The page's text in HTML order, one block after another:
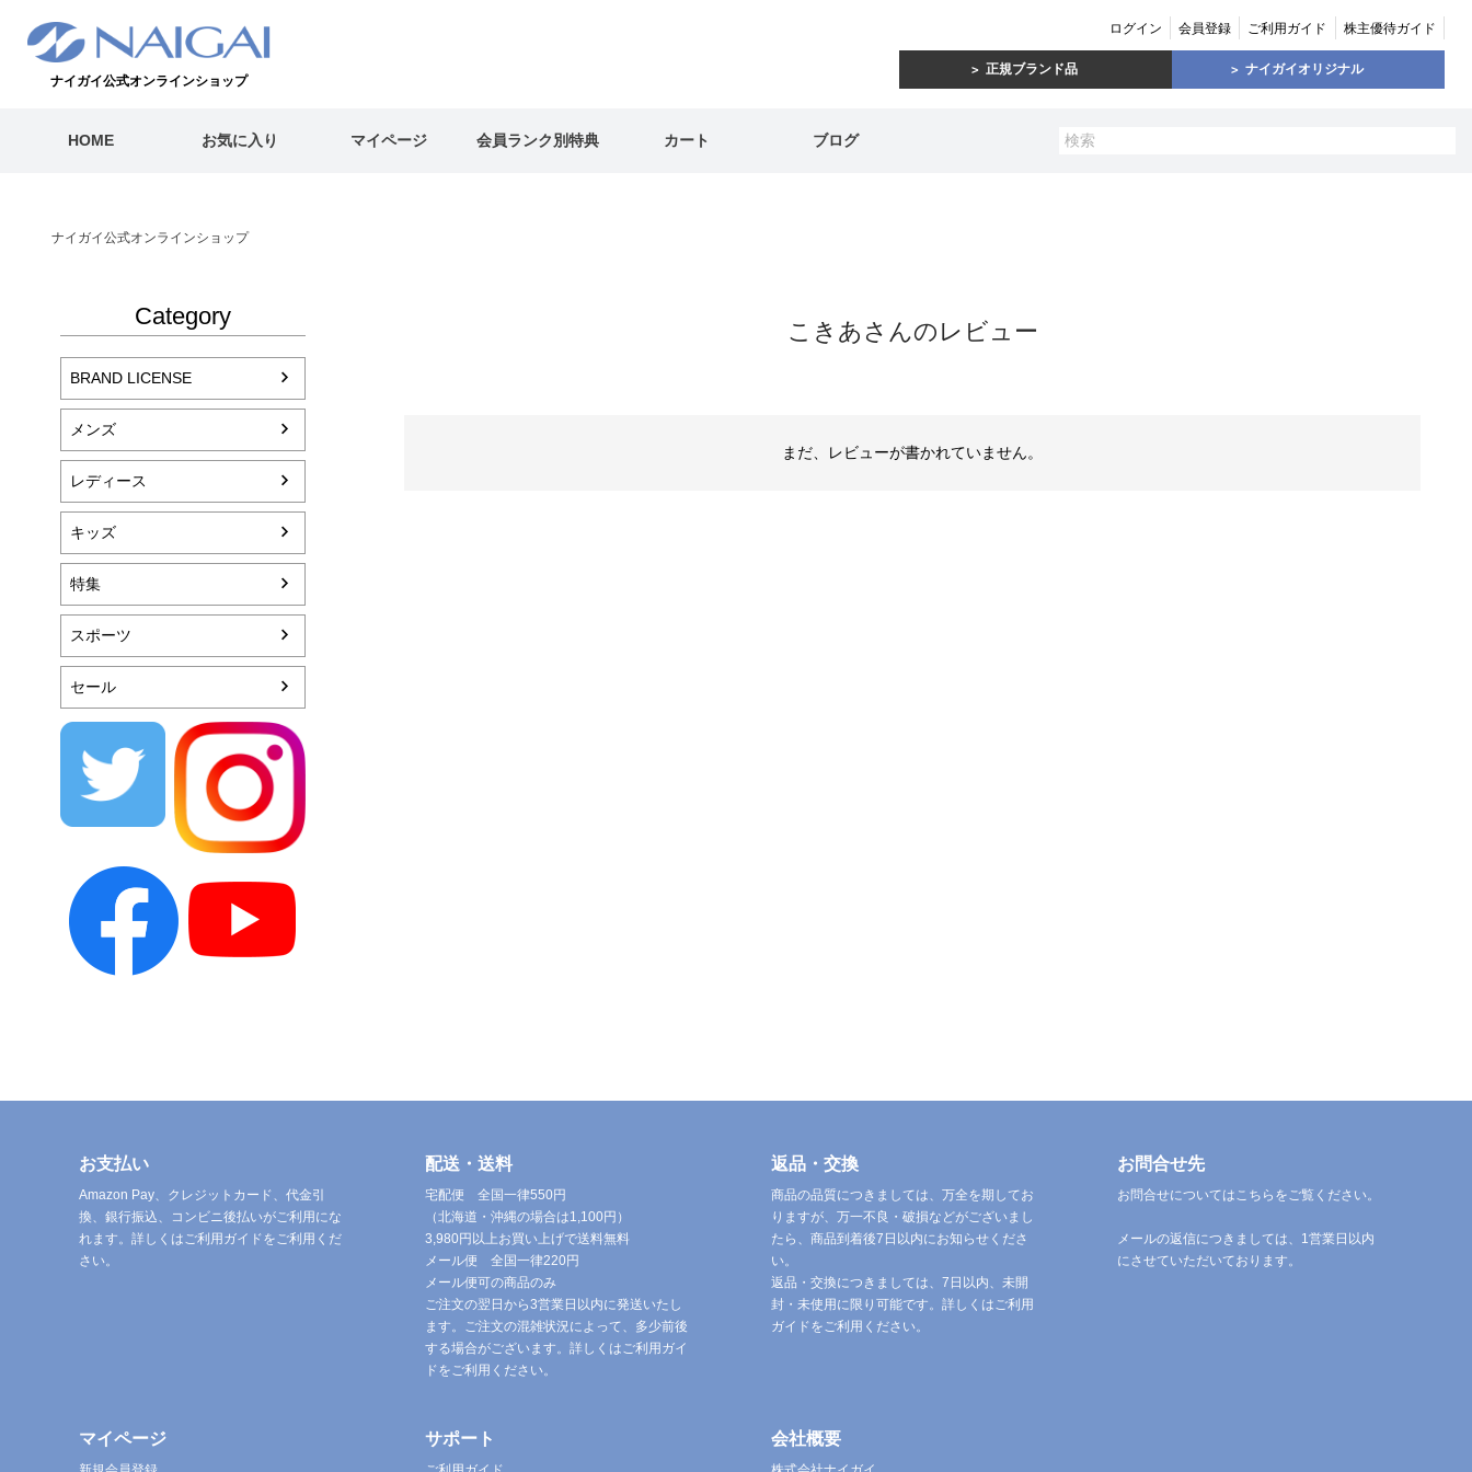
ナイガイ公式オンラインショップ
ログイン 会員登録 ご利用ガイド 株主優待ガイド
正規ブランド品 ナイガイオリジナル
HOME お気に入り マイページ 会員ランク別特典 カート ブログ
ナイガイ公式オンラインショップ
Category
BRAND LICENSE
メンズ
レディース
キッズ
特集
スポーツ
セール
こきあさんのレビュー
まだ、レビューが書かれていません。
お支払い
Amazon Pay、クレジットカード、代金引
換、銀行振込、コンビニ後払いがご利用にな
れます。詳しくはご利用ガイドをご利用くだ
さい。
配送・送料
宅配便 全国一律550円
（北海道・沖縄の場合は1,100円）
3,980円以上お買い上げで送料無料
メール便 全国一律220円
メール便可の商品のみ
ご注文の翌日から3営業日以内に発送いたし
ます。ご注文の混雑状況によって、多少前後
する場合がございます。詳しくはご利用ガイ
ドをご利用ください。
返品・交換
商品の品質につきましては、万全を期してお
りますが、万一不良・破損などがございまし
たら、商品到着後7日以内にお知らせくださ
い。
返品・交換につきましては、7日以内、未開
封・未使用に限り可能です。詳しくはご利用
ガイドをご利用ください。
お問合せ先
お問合せについてはこちらをご覧ください。
メールの返信につきましては、1営業日以内
にさせていただいております。
マイページ サポート 会社概要